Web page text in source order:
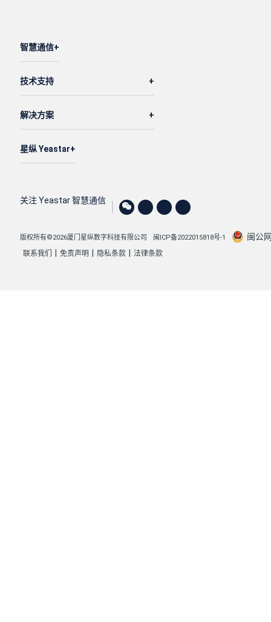
智慧通信
技术支持
解决方案
星纵 Yeastar
关注 Yeastar 智慧通信
版权所有©2026厦门星纵数字科技有限公司 闽ICP备2022015818号-1 闽公
联系我们 免责声明 隐私条款 法律条款